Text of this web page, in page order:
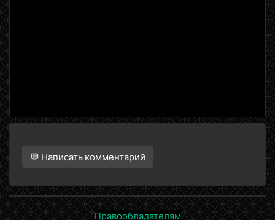
💬 Написать комментарий
Правообладателям